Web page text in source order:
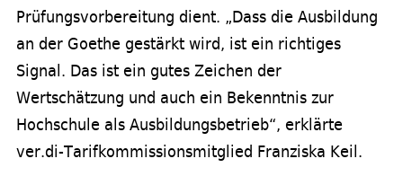
Prüfungsvorbereitung dient. „Dass die Ausbildung
an der Goethe gestärkt wird, ist ein richtiges
Signal. Das ist ein gutes Zeichen der
Wertschätzung und auch ein Bekenntnis zur
Hochschule als Ausbildungsbetrieb“, erklärte
ver.di-Tarifkommissionsmitglied Franziska Keil.